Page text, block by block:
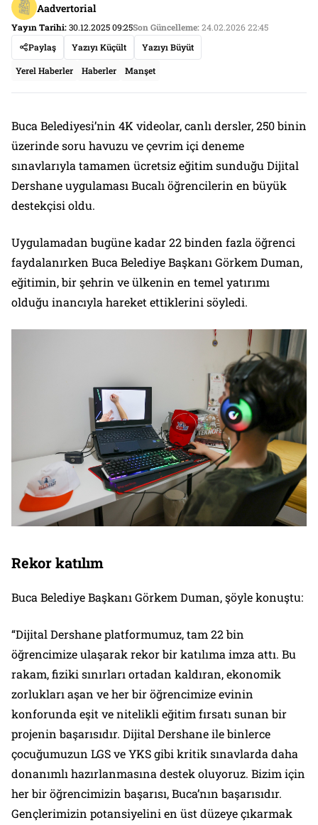
Aadvertorial
Yayın Tarihi:30.12.2025 09:25Son Güncelleme:24.02.2026 22:45
Paylaş
Yazıyı Küçült Yazıyı Büyüt
Yerel Haberler Haberler Manşet
Buca Belediyesi’nin 4K videolar, canlı dersler, 250 binin
üzerinde soru havuzu ve çevrim içi deneme
sınavlarıyla tamamen ücretsiz eğitim sunduğu Dijital
Dershane uygulaması Bucalı öğrencilerin en büyük
destekçisi oldu.
Uygulamadan bugüne kadar 22 binden fazla öğrenci
faydalanırken Buca Belediye Başkanı Görkem Duman,
eğitimin, bir şehrin ve ülkenin en temel yatırımı
olduğu inancıyla hareket ettiklerini söyledi.
Rekor katılım
Buca Belediye Başkanı Görkem Duman, şöyle konuştu:
“Dijital Dershane platformumuz, tam 22 bin
öğrencimize ulaşarak rekor bir katılıma imza attı. Bu
rakam, fiziki sınırları ortadan kaldıran, ekonomik
zorlukları aşan ve her bir öğrencimize evinin
konforunda eşit ve nitelikli eğitim fırsatı sunan bir
projenin başarısıdır. Dijital Dershane ile binlerce
çocuğumuzun LGS ve YKS gibi kritik sınavlarda daha
donanımlı hazırlanmasına destek oluyoruz. Bizim için
her bir öğrencimizin başarısı, Buca’nın başarısıdır.
Gençlerimizin potansiyelini en üst düzeye çıkarmak